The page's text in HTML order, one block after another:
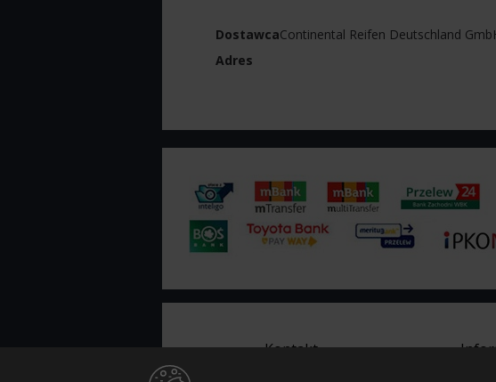
DostawcaContinental Reifen Deutschland
Adres
Kontakt